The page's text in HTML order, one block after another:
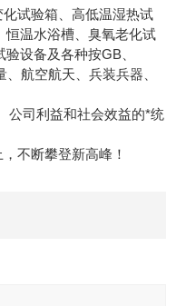
试验箱、高低温湿热试
恒温水浴槽、臭氧老化试
设备及各种按GB、
航空航天、兵装兵器、
公司利益和社会效益的*统
不断攀登新高峰！